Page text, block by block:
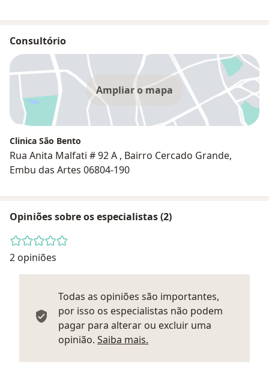
Consultório
Ampliar o mapa
Clinica São Bento
Rua Anita Malfati # 92 A , Bairro Cercado Grande,
Embu das Artes 06804-190
Opiniões sobre os especialistas (2)
2 opiniões
Todas as opiniões são importantes,
por isso os especialistas não podem
pagar para alterar ou excluir uma
opinião. Saiba mais.